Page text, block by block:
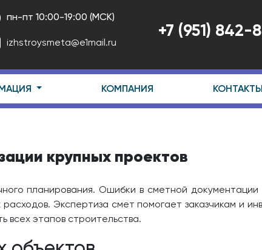
пн-пт 10:00-19:00 (МСК)
izhstroysmeta@e1mail.ru
+7 (951)
КОМПАНИЯ КОНТАКТЫ
крупных проектов
планирования. Ошибки в сметной документации
Экспертиза смет помогает заказчикам и
всех этапов строительства.